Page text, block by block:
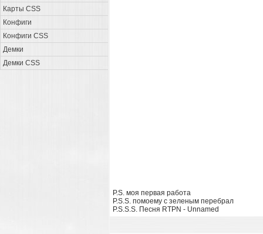
Карты CSS
Конфиги
Конфиги CSS
Демки
Демки CSS
P.S. моя первая работа
P.S.S. помоему с зеленым перебрал
P.S.S.S. Песня RTPN - Unnamed